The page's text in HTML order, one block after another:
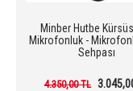
Minber Hutbe
Mikrofonluk -
Sehpası
4.350,00 TL